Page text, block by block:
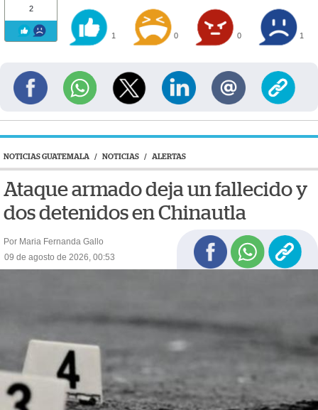
2
1 0 0 1
NOTICIAS GUATEMALA / NOTICIAS / ALERTAS
Ataque armado deja un fallecido y
dos detenidos en Chinautla
Por Maria Fernanda Gallo
09 de agosto de 2026, 00:53